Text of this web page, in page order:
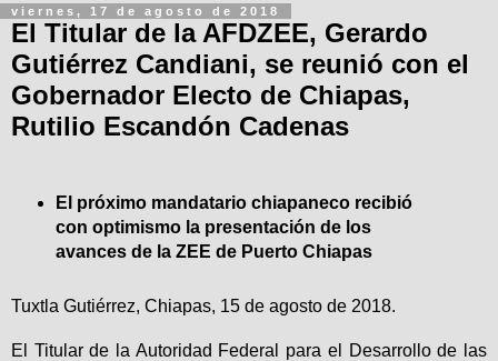
viernes, 17 de agosto de 2018
El Titular de la AFDZEE, Gerardo
Gutiérrez Candiani, se reunió con el
Gobernador Electo de Chiapas,
Rutilio Escandón Cadenas
El próximo mandatario chiapaneco recibió
con optimismo la presentación de los
avances de la ZEE de Puerto Chiapas
Tuxtla Gutiérrez, Chiapas, 15 de agosto de 2018.
El Titular de la Autoridad Federal para el Desarrollo de las